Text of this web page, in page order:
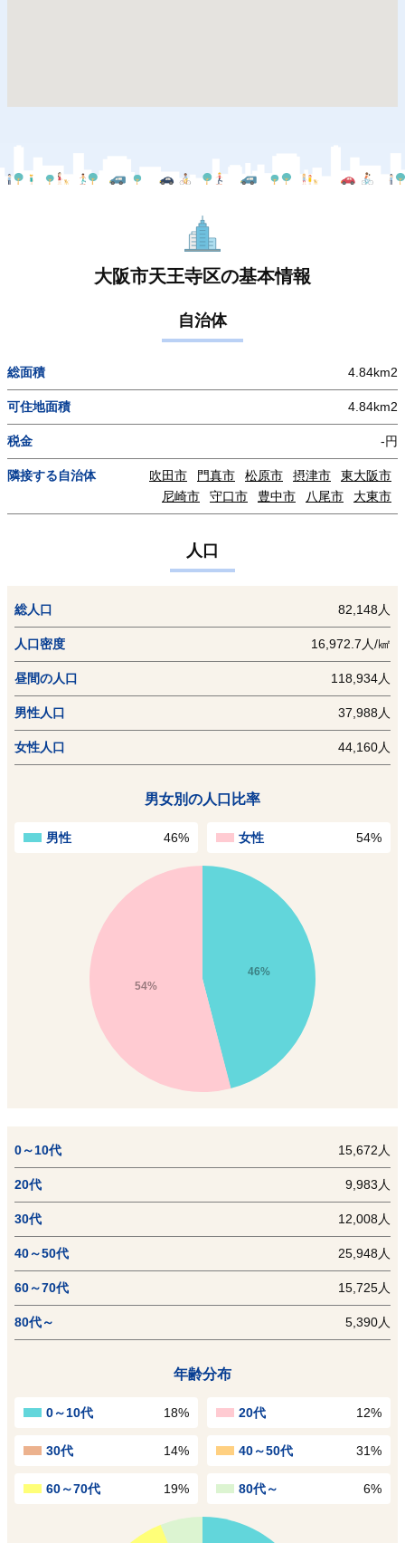
大阪市天王寺区の基本情報
自治体
総面積 4.84km2
可住地面積 4.84km2
税金 -円
隣接する自治体 吹田市 門真市 松原市 摂津市
東大阪市
尼崎市
守口市 豊中市 八尾市 大東市
人口
総人口 82,148人
人口密度 16,972.7人/㎢
昼間の人口 118,934人
男性人口 37,988人
女性人口 44,160人
男女別の人口比率
男性 46% 女性 54%
46%
54%
0～10代 15,672人
20代 9,983人
30代 12,008人
40～50代 25,948人
60～70代 15,725人
80代～ 5,390人
年齢分布
0～10代 18% 20代 12%
30代 14% 40～50代 31%
60～70代 19% 80代～ 6%